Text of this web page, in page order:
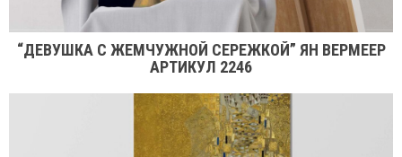
“ДЕВУШКА С ЖЕМЧУЖНОЙ СЕРЕЖКОЙ” ЯН ВЕРМЕЕР
АРТИКУЛ 2246